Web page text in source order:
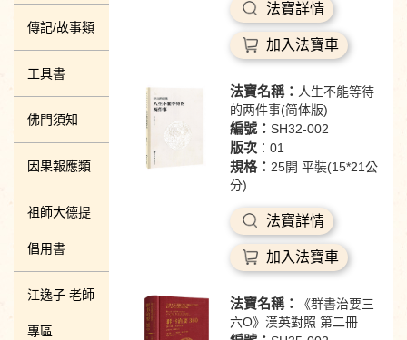
傳記/故事類
工具書
佛門須知
因果報應類
祖師大德提
倡用書
江逸子 老師
專區
法寶詳情
加入法寶車
法寶名稱： 人生不能等待
的两件事(简体版)
編號： SH32-002
版次：01
規格： 25開 平裝(15*21公
分)
法寶詳情
加入法寶車
法寶名稱：
《群書治要三
六O》漢英對照 第二冊